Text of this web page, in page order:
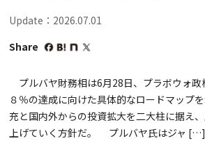
Update：2026.07.01
Share
プルバヤ財務相は6月28日、プラボウォ政
８％の達成に向けた具体的なロードマップ
充と国内外からの投資拡大を二大柱に据え
上げていく方針だ。 プルバヤ氏はジャ […]